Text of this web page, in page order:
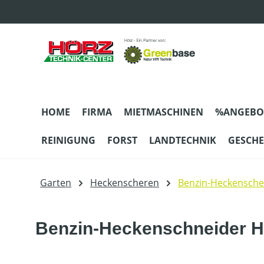
HOME FIRMA MIETMASCHINEN
REINIGUNG FORST LANDTECHNIK
Garten Heckenscheren Benzin-
Benzin-Heckenschneider